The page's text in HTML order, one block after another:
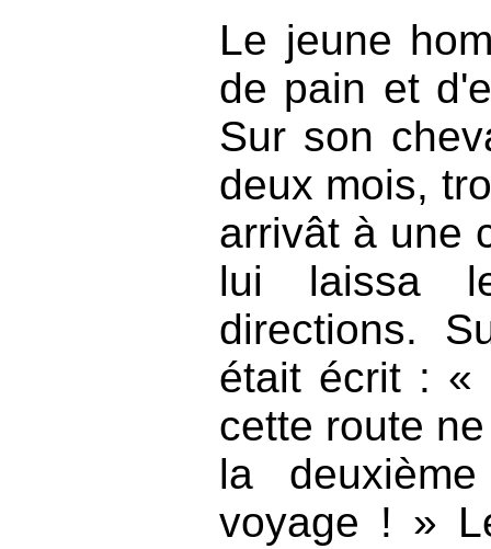
Le jeune
de pain et
Sur son
deux mois,
arrivât à une
lui laissa
directions.
était écrit : «
cette route
la
voyage ! »